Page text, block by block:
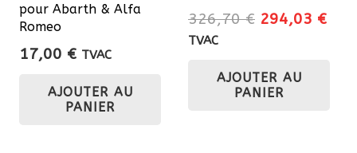
pour Abarth & Alfa
Romeo
17,00 € TVAC
AJOUTER AU
PANIER
326,70€ Le
était :
326,70 €.
294,03 €Le
TVAC
AJOUTER AU
PANIER